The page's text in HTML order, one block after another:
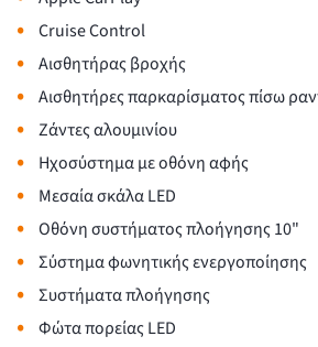
• Cruise Control
• Αισθητήρας βροχής
• Αισθητήρες παρκαρίσματος πίσω
• Ζάντες αλουμινίου
• Ηχοσύστημα με οθόνη αφής
• Μεσαία σκάλα LED
• Οθόνη συστήματος πλοήγησης 10"
• Σύστημα φωνητικής ενεργοποίησης
• Συστήματα πλοήγησης
• Φώτα πορείας LED